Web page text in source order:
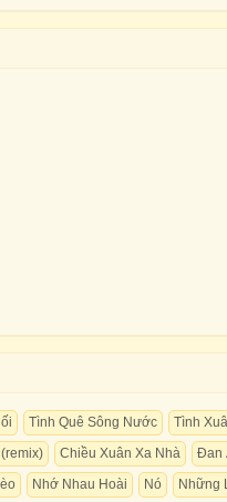
Tình Quê Sông Nước Tình
Chiều Xuân Xa Nhà Đan
Nhớ Nhau Hoài Nó Những